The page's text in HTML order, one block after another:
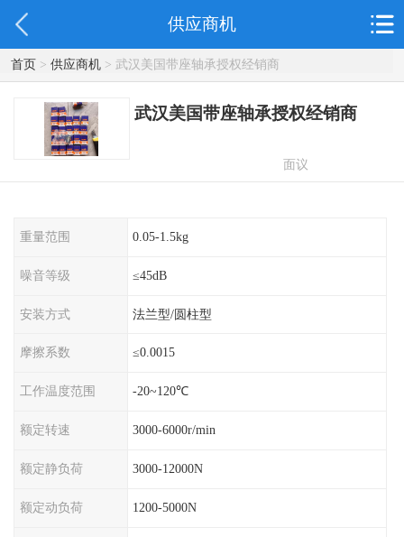
供应商机
首页> 供应商机> 武汉美国带座轴承授权经销商
武汉美国带座轴承授权经销商
面议
重量范围 0.05-1.5kg
噪音等级 ≤45dB
安装方式 法兰型/圆柱型
摩擦系数 ≤0.0015
工作温度范围 -20~120℃
额定转速 3000-6000r/min
额定静负荷 3000-12000N
额定动负荷 1200-5000N